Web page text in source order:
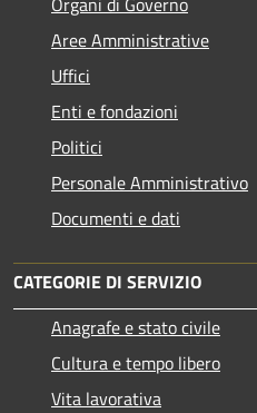
Aree Amministrative
Uffici
Enti e fondazioni
Politici
Personale Amministrativo
Documenti e dati
CATEGORIE DI SERVIZIO
Anagrafe e stato civile
Cultura e tempo libero
Vita lavorativa